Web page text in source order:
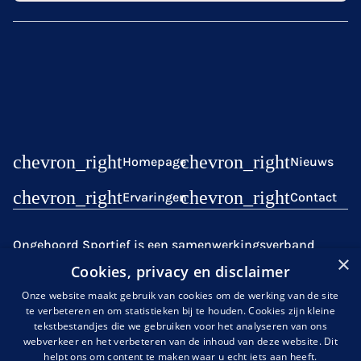
Homepage
Ervaringen
Nieuws
Contact
Ongehoord Sportief is een samenwerkingsverband
tussen partijen uit de sport (
Gehandicaptensport
KNDSB NOC*NSF
expertise over doof- en slechthorendheid,
zoalsKentalis. Gezamenlijk gaan wij de uitdaging aan
om de sportparticipatie onder mensen met een
×
Cookies, privacy en disclaimer
Onze website maakt gebruik van cookies om de werking van de site
te verbeteren en om statistieken bij te houden. Cookies zijn kleine
tekstbestandjes die we gebruiken voor het analyseren van ons
webverkeer en het verbeteren van de inhoud van deze website. Dit
helpt ons om content te maken waar u echt iets aan heeft.